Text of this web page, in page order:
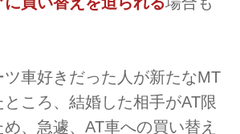
車好きだった人が新たなMT
ころ、結婚した相手がAT限
、急遽、AT車への買い替え